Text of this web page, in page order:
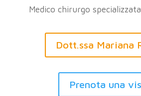
Medico chirurgo
Dott.ssa Mariana
Prenota una